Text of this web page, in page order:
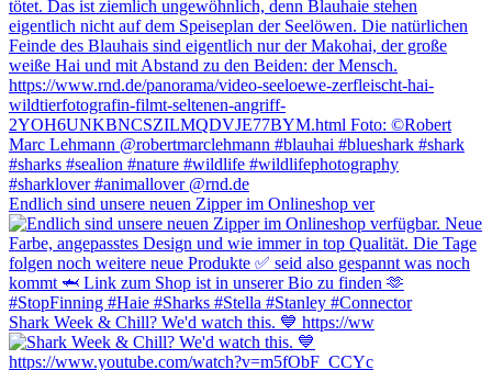
Endlich sind unsere neuen Zipper im Onlineshop ver
Shark Week & Chill? We'd watch this. 💙 https://ww